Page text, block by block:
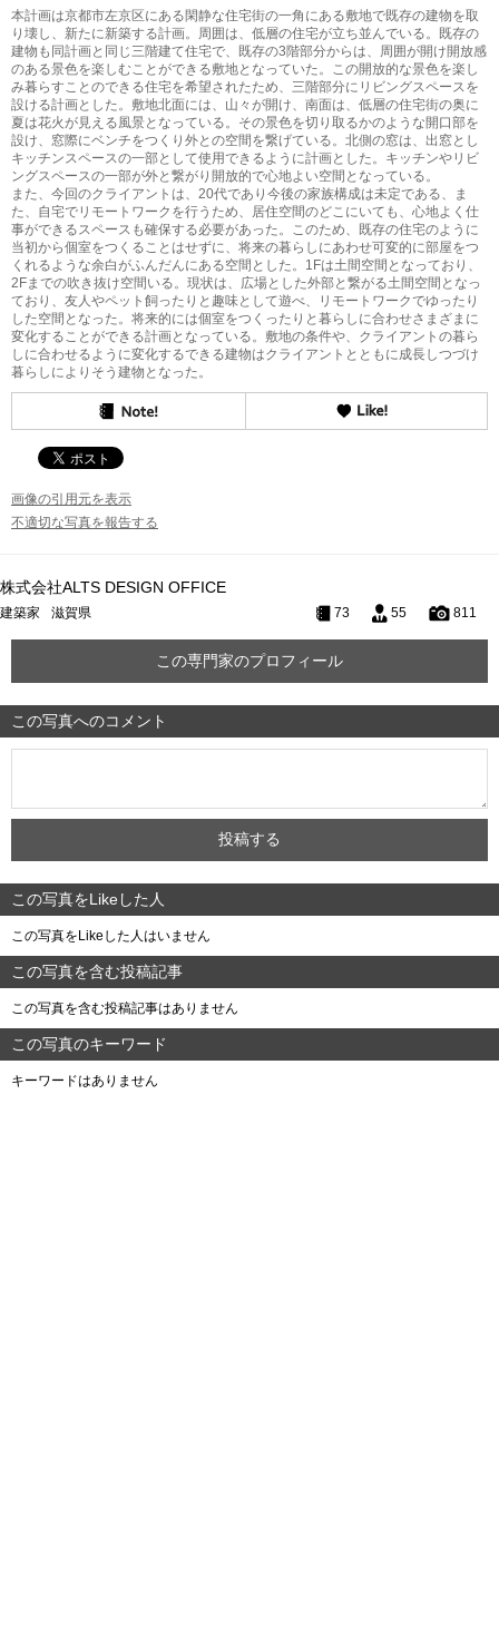
本計画は京都市左京区にある閑静な住宅街の一角にある敷地で既存の建物を取
り壊し、新たに新築する計画。周囲は、低層の住宅が立ち並んでいる。既存の
建物も同計画と同じ三階建て住宅で、既存の3階部分からは、周囲が開け開放感
のある景色を楽しむことができる敷地となっていた。この開放的な景色を楽し
み暮らすことのできる住宅を希望されたため、三階部分にリビングスペースを
設ける計画とした。敷地北面には、山々が開け、南面は、低層の住宅街の奥に
夏は花火が見える風景となっている。その景色を切り取るかのような開口部を
設け、窓際にベンチをつくり外との空間を繋げている。北側の窓は、出窓とし
キッチンスペースの一部として使用できるように計画とした。キッチンやリビ
ングスペースの一部が外と繋がり開放的で心地よい空間となっている。
また、今回のクライアントは、20代であり今後の家族構成は未定である、ま
た、自宅でリモートワークを行うため、居住空間のどこにいても、心地よく仕
事ができるスペースも確保する必要があった。このため、既存の住宅のように
当初から個室をつくることはせずに、将来の暮らしにあわせ可変的に部屋をつ
くれるような余白がふんだんにある空間とした。1Fは土間空間となっており、
2Fまでの吹き抜け空間いる。現状は、広場とした外部と繋がる土間空間となっ
ており、友人やペット飼ったりと趣味として遊べ、リモートワークでゆったり
した空間となった。将来的には個室をつくったりと暮らしに合わせさまざまに
変化することができる計画となっている。敷地の条件や、クライアントの暮ら
しに合わせるように変化するできる建物はクライアントとともに成長しつづけ
暮らしによりそう建物となった。
画像の引用元を表示
不適切な写真を報告する
株式会社ALTS DESIGN OFFICE
建築家 滋賀県 73 55 811
この専門家のプロフィール
この写真へのコメント
この写真をLikeした人
この写真をLikeした人はいません
この写真を含む投稿記事
この写真を含む投稿記事はありません
この写真のキーワード
キーワードはありません